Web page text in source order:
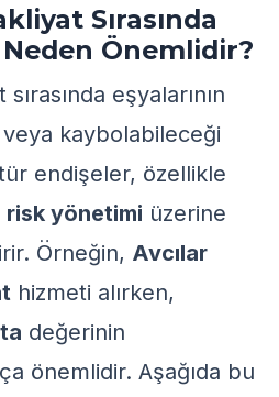
Sırasında
Önemlidir?
eşyalarının
kaybolabileceği
tür endişeler, özellikle
risk yönetimi üzerine
Örneğin, Avcılar
hizmeti alırken,
değerinin
önemlidir. Aşağıda bu